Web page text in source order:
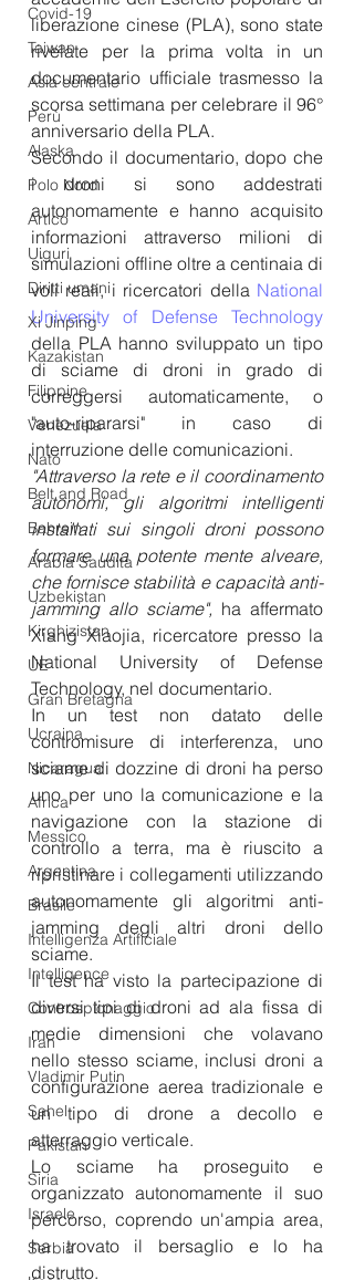
Covid-19
Taiwan
Asia centrale
Perù
Alaska
Polo Nord
Artico
Uiguri
Diritti umani
Xi Jinping
Kazakistan
Filippine
Venezuela
Nato
Belt and Road
Bahrein
Arabia Saudita
Uzbekistan
Kirghizistan
UE
Gran Bretagna
Ucraina
Nicaragua
Africa
Messico
Argentina
Brasile
Intelligenza Artificiale
Intelligence
Controspionaggio
Iran
Vladimir Putin
Sahel
Pakistan
Siria
Israele
Serbia
liberazione cinese (PLA), sono state
rivelate per la prima volta in un
documentario ufficiale trasmesso la
scorsa settimana per celebrare il 96°
anniversario della PLA.
Secondo il documentario, dopo che
i droni si sono addestrati
autonomamente e hanno acquisito
informazioni attraverso milioni di
simulazioni offline oltre a centinaia di
voli reali, i ricercatori della National
University of Defense Technology
della PLA hanno sviluppato un tipo
di sciame di droni in grado di
correggersi automaticamente, o
"auto-ripararsi" in caso di
interruzione delle comunicazioni.
"Attraverso la rete e il coordinamento
autonomi, gli algoritmi intelligenti
installati sui singoli droni possono
formare una potente mente alveare,
che fornisce stabilità e capacità anti-
jamming allo sciame", ha affermato
Xiang Xiaojia, ricercatore presso la
National University of Defense
Technology, nel documentario.
In un test non datato delle
contromisure di interferenza, uno
sciame di dozzine di droni ha perso
uno per uno la comunicazione e la
navigazione con la stazione di
controllo a terra, ma è riuscito a
ripristinare i collegamenti utilizzando
autonomamente gli algoritmi anti-
jamming degli altri droni dello
sciame.
Il test ha visto la partecipazione di
diversi tipi di droni ad ala fissa di
medie dimensioni che volavano
nello stesso sciame, inclusi droni a
configurazione aerea tradizionale e
un tipo di drone a decollo e
atterraggio verticale.
Lo sciame ha proseguito e
organizzato autonomamente il suo
percorso, coprendo un'ampia area,
ha trovato il bersaglio e lo ha
distrutto.